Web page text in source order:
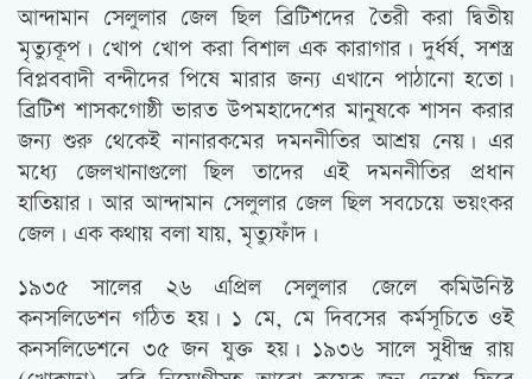
আন্দামান সেলুলার জেল ছিল ব্রিটিশদের তৈরী করা দ্বিতীয়
মৃত্যুকূপ। খোপ খোপ করা বিশাল এক কারাগার। দুর্ধর্ষ, সশস্ত্র
বিপ্লববাদী বন্দীদের পিষে মারার জন্য এখানে পাঠানো হতো।
ব্রিটিশ শাসকগোষ্ঠী ভারত উপমহাদেশের মানুষকে শাসন করার
জন্য শুরু থেকেই নানারকমের দমননীতির আশ্রয় নেয়। এর
মধ্যে জেলখানাগুলো ছিল তাদের এই দমননীতির প্রধান
হাতিয়ার। আর আন্দামান সেলুলার জেল ছিল সবচেয়ে ভয়ংকর
জেল। এক কথায় বলা যায়, মৃত্যুফাঁদ।
১৯৩৫ সালের ২৬ এপ্রিল সেলুলার জেলে কমিউনিস্ট
কনসলিডেশন গঠিত হয়। ১ মে, মে দিবসের কর্মসূচিতে ওই
কনসলিডেশনে ৩৫ জন যুক্ত হয়। ১৯৩৬ সালে সুধীন্দ্র রায়